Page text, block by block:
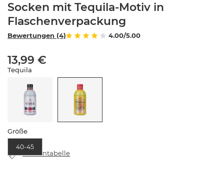
Socken mit Tequila-Motiv in
Flaschenverpackung
4.00/5.00
Bewertungen (4)
13,99 €
Tequila
Größe
40-45
Größentabelle